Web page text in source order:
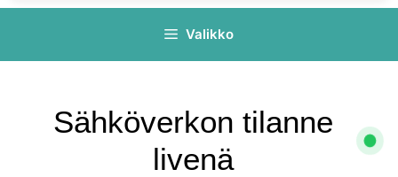
Valikko
Sähköverkon tilanne
livenä